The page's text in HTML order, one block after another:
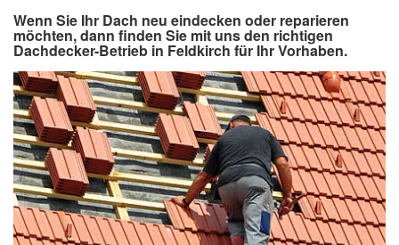
Wenn Sie Ihr Dach neu eindecken oder reparieren
möchten, dann finden Sie mit uns den richtigen
Dachdecker-Betrieb in Feldkirch für Ihr Vorhaben.